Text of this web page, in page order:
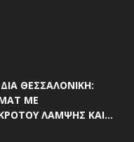
ΘΕΣΣΑΛΟΝΊΚΗ:
ΜΕ
ΛΆΜΨΗΣ ΚΑΙ...